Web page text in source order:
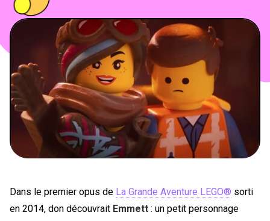
PEOPLE
FOOD
BONS PLANS
SOUTENEZ KULTT
Dans le premier opus de La Grande Aventure LEGO® sorti
en 2014, don découvrait Emmett : un petit personnage